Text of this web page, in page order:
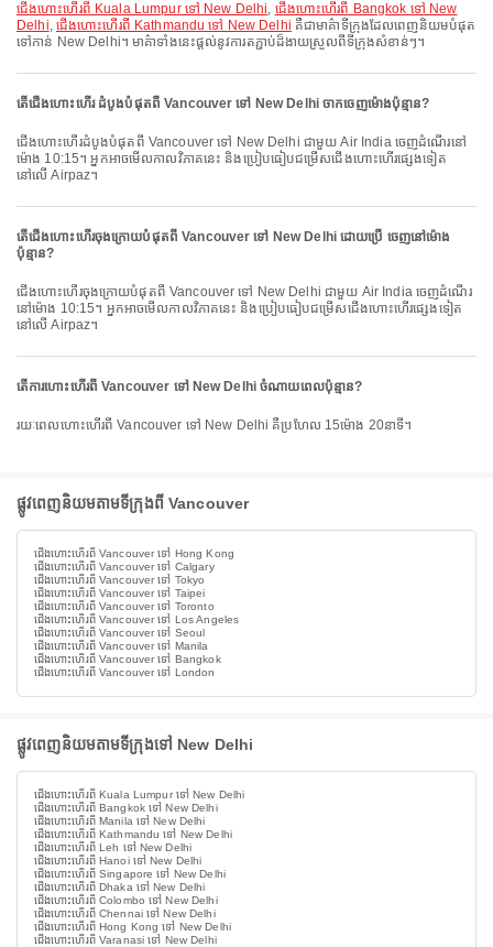
ជើងហោះហើរពី Kuala Lumpur ទៅ New Delhi, ជើងហោះហើរពី Bangkok ទៅ New
Delhi, ជើងហោះហើរពី Kathmandu ទៅ New Delhi គឺជាមាគ៌ាទីក្រុងដែលពេញនិយមបំផុត
ទៅកាន់ New Delhi។ មាគ៌ាទាំងនេះផ្តល់នូវការតភ្ជាប់ដ៏ងាយស្រួលពីទីក្រុងសំខាន់ៗ។
តើជើងហោះហើរ ដំបូងបំផុតពី Vancouver ទៅ New Delhi ចាកចេញម៉ោងប៉ុន្មាន?
ជើងហោះហើរដំបូងបំផុតពី Vancouver ទៅ New Delhi ជាមួយ Air India ចេញដំណើរនៅ
ម៉ោង 10:15។ អ្នកអាចមើលកាលវិភាគនេះ និងប្រៀបធៀបជម្រើសជើងហោះហើរផ្សេងទៀត
នៅលើ Airpaz។
តើជើងហោះហើរចុងក្រោយបំផុតពី Vancouver ទៅ New Delhi ដោយប្រើ ចេញនៅម៉ោង
ប៉ុន្មាន?
ជើងហោះហើរចុងក្រោយបំផុតពី Vancouver ទៅ New Delhi ជាមួយ Air India ចេញដំណើរ
នៅម៉ោង 10:15។ អ្នកអាចមើលកាលវិភាគនេះ និងប្រៀបធៀបជម្រើសជើងហោះហើរផ្សេងទៀត
នៅលើ Airpaz។
តើការហោះហើរពី Vancouver ទៅ New Delhi ចំណាយពេលប៉ុន្មាន?
រយៈពេលហោះហើរពី Vancouver ទៅ New Delhi គឺប្រហែល 15ម៉ោង 20នាទី។
ផ្លូវពេញនិយមតាមទីក្រុងពី Vancouver
ជើងហោះហើរពី Vancouver ទៅ Hong Kong
ជើងហោះហើរពី Vancouver ទៅ Calgary
ជើងហោះហើរពី Vancouver ទៅ Tokyo
ជើងហោះហើរពី Vancouver ទៅ Taipei
ជើងហោះហើរពី Vancouver ទៅ Toronto
ជើងហោះហើរពី Vancouver ទៅ Los Angeles
ជើងហោះហើរពី Vancouver ទៅ Seoul
ជើងហោះហើរពី Vancouver ទៅ Manila
ជើងហោះហើរពី Vancouver ទៅ Bangkok
ជើងហោះហើរពី Vancouver ទៅ London
ផ្លូវពេញនិយមតាមទីក្រុងទៅ New Delhi
ជើងហោះហើរពី Kuala Lumpur ទៅ New Delhi
ជើងហោះហើរពី Bangkok ទៅ New Delhi
ជើងហោះហើរពី Manila ទៅ New Delhi
ជើងហោះហើរពី Kathmandu ទៅ New Delhi
ជើងហោះហើរពី Leh ទៅ New Delhi
ជើងហោះហើរពី Hanoi ទៅ New Delhi
ជើងហោះហើរពី Singapore ទៅ New Delhi
ជើងហោះហើរពី Dhaka ទៅ New Delhi
ជើងហោះហើរពី Colombo ទៅ New Delhi
ជើងហោះហើរពី Chennai ទៅ New Delhi
ជើងហោះហើរពី Hong Kong ទៅ New Delhi
ជើងហោះហើរពី Varanasi ទៅ New Delhi